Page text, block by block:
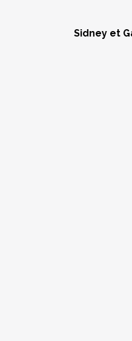
Sidney et